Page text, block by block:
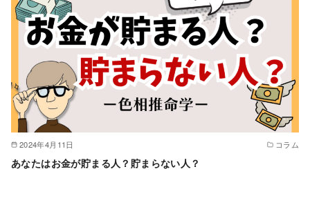
2024年4月11日 コラム
あなたはお金が貯まる人？貯まらない人？